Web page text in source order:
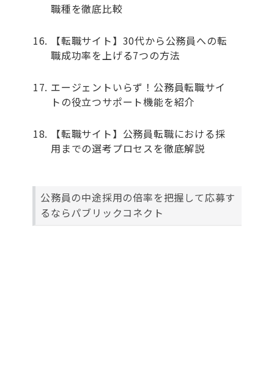
職種を徹底比較
【転職サイト】30代から公務員への転
職成功率を上げる7つの方法
エージェントいらず！公務員転職サイ
トの役立つサポート機能を紹介
【転職サイト】公務員転職における採
用までの選考プロセスを徹底解説
公務員の中途採用の倍率を把握して応募す
るならパブリックコネクト